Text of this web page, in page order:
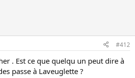
#412
. Est ce que quelqu un peut dire à
passe à Laveuglette ?